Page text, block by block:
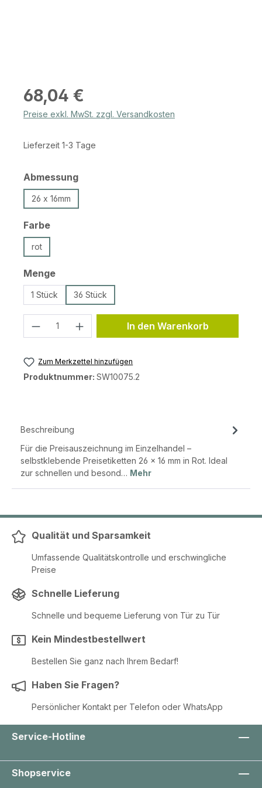
Regulärer Preis:
68,04 €
Preise exkl. MwSt. zzgl. Versandkosten
Lieferzeit 1-3 Tage
Abmessungauswählen
26 x 16mm
Farbeauswählen
rot
Mengeauswählen
1 Stück 36 Stück
Produkt Anzahl: Gib den
In den Warenkorb
Zum Merkzettel hinzufügen
Produktnummer: SW10075.2
Beschreibung
Für die Preisauszeichnung im Einzelhandel –
selbstklebende Preisetiketten 26 × 16 mm in Rot. Ideal
zur schnellen und besond… Mehr
Qualität und Sparsamkeit
Umfassende Qualitätskontrolle und erschwingliche
Preise
Schnelle Lieferung
Schnelle und bequeme Lieferung von Tür zu Tür
Kein Mindestbestellwert
Bestellen Sie ganz nach Ihrem Bedarf!
Haben Sie Fragen?
Persönlicher Kontakt per Telefon oder WhatsApp
Service-Hotline
Shopservice